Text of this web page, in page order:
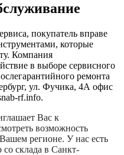
покупатель вправе
которые
Компания
в выборе сервисного
ремонта
ул. Фучика, 4А офис
rf.info.
Вас к
возможность
регионе. У нас есть
со склада в Санкт-